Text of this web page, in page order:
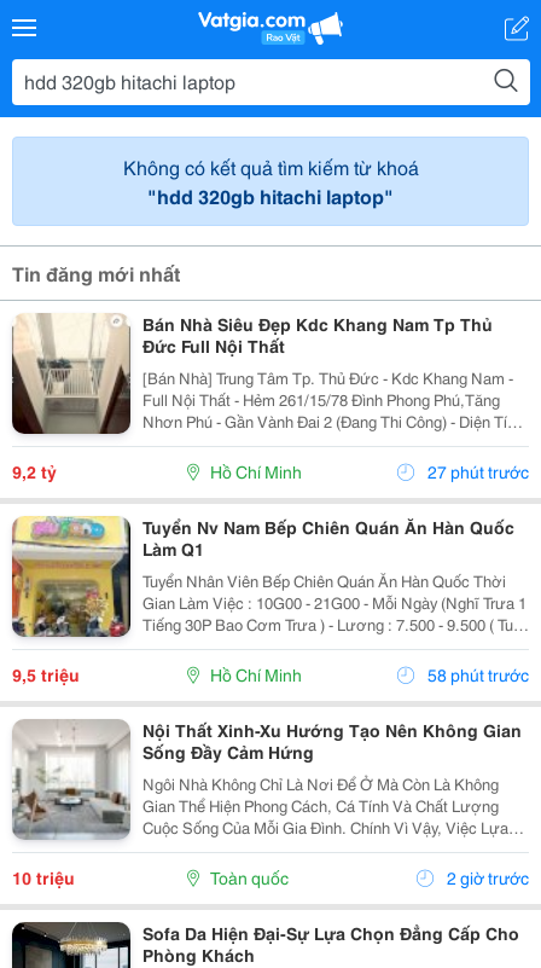
Không có kết quả tìm kiếm từ khoá
"hdd 320gb hitachi laptop"
Tin đăng mới nhất
Bán Nhà Siêu Đẹp Kdc Khang Nam Tp Thủ
Đức Full Nội Thất
[Bán Nhà] Trung Tâm Tp. Thủ Đức - Kdc Khang Nam -
Full Nội Thất - Hẻm 261/15/78 Đình Phong Phú,Tăng
Nhơn Phú - Gần Vành Đai 2 (Đang Thi Công) - Diện Tích
Lý Tưởng: 5.6M X 14.2M (Tổng Diện Tích Công Nhận:
80M2). - Kết Cấu Kiên Cố: 1 Trệt, 2 Lầu,...
9,2 tỷ Hồ Chí Minh 27 phút trước
Tuyển Nv Nam Bếp Chiên Quán Ăn Hàn Quốc
Làm Q1
Tuyển Nhân Viên Bếp Chiên Quán Ăn Hàn Quốc Thời
Gian Làm Việc : 10G00 - 21G00 - Mỗi Ngày (Nghĩ Trưa 1
Tiếng 30P Bao Cơm Trưa ) - Lương : 7.500 - 9.500 ( Tuỳ
Theo Năng Lực ) Mô Tả Công Việc: - Bếp Chiên : Sử
Dụng Được Chảo Non Biết Chiên...
9,5 triệu Hồ Chí Minh 58 phút trước
Nội Thất Xinh-Xu Hướng Tạo Nên Không Gian
Sống Đầy Cảm Hứng
Ngôi Nhà Không Chỉ Là Nơi Để Ở Mà Còn Là Không
Gian Thể Hiện Phong Cách, Cá Tính Và Chất Lượng
Cuộc Sống Của Mỗi Gia Đình. Chính Vì Vậy, Việc Lựa
Chọn Nội Thất Xinh Đang Trở Thành Xu Hướng Được
Nhiều Người Quan Tâm Khi Muốn Biến Không Gian
Sống Trở...
10 triệu Toàn quốc 2 giờ trước
Sofa Da Hiện Đại-Sự Lựa Chọn Đẳng Cấp Cho
Phòng Khách